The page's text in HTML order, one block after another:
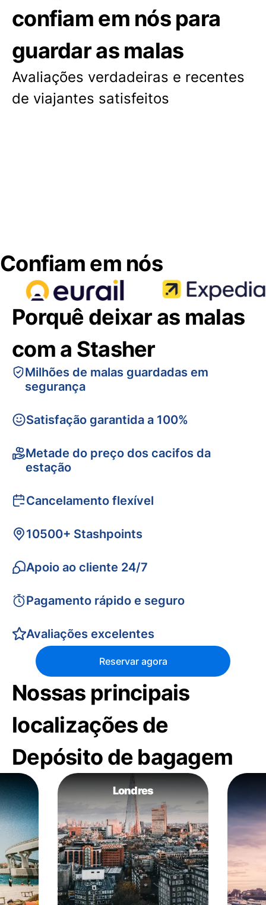
confiam em nós para
guardar as malas
Avaliações verdadeiras e recentes
de viajantes satisfeitos
Confiam em nós
Porquê deixar as malas
com a Stasher
Milhões de malas guardadas em
segurança
Satisfação garantida a 100%
Metade do preço dos cacifos da
estação
Cancelamento flexível
10500+ Stashpoints
Apoio ao cliente 24/7
Pagamento rápido e seguro
Avaliações excelentes
Reservar agora
Nossas principais
localizações de
Depósito de bagagem
Londres